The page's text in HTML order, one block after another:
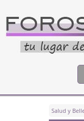
Salud y